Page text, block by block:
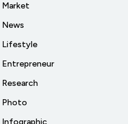
Market
News
Lifestyle
Entrepreneur
Research
Photo
Infographic